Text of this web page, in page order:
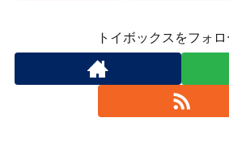
トイボックスをフォ